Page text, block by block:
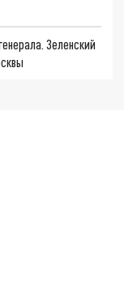
Зеленский